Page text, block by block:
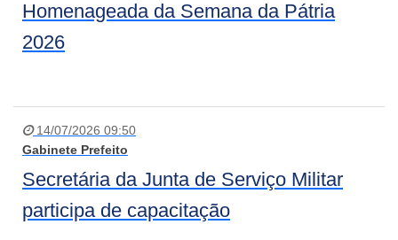
Homenageada da Semana da Pátria
2026
14/07/2026 09:50
Gabinete Prefeito
Secretária da Junta de Serviço Militar
participa de capacitação